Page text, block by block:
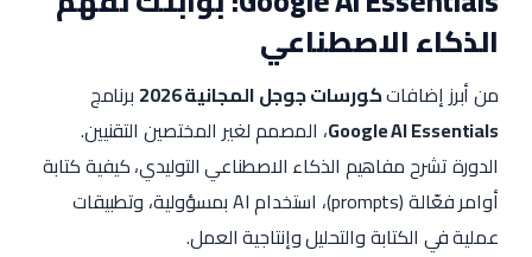
الذكاء الاصطناعي
من أبرز إضافاتكورسات جوجل المجانية 2026
برنامج
Google AI Essentials، المصمم لغير المختصين التقنيين.
الدورة تشرح مفاهيم الذكاء الاصطناعي التوليدي، كيفية كتابة
أوامر فعّالة (prompts)، استخدام AI بمسؤولية، وتطبيقات
عملية في الكتابة والتحليل وإنتاجية العمل.